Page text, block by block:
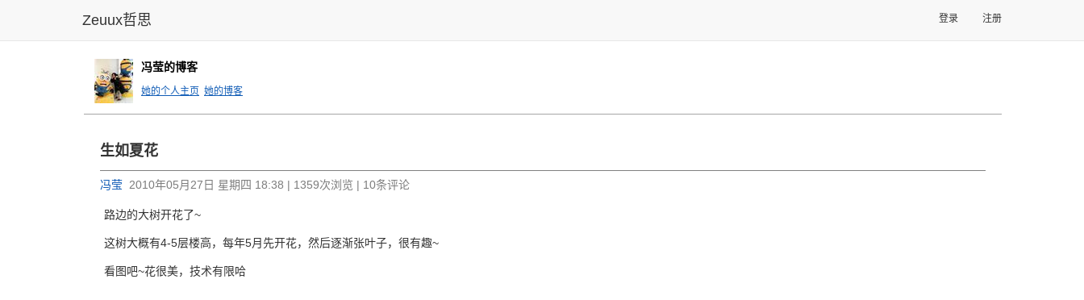
Zeuux哲思 登录 注册
冯莹的博客
她的个人主页 她的博客
生如夏花
冯莹 2010年05月27日 星期四 18:38 | 1359次浏览 | 10条评论
路边的大树开花了~
这树大概有4-5层楼高，每年5月先开花，然后逐渐张叶子，很有趣~
看图吧~花很美，技术有限哈